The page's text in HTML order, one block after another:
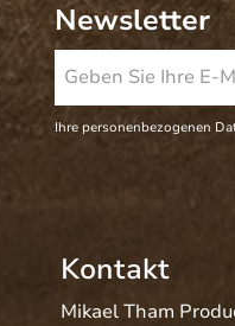
Newsletter
Ihre personenbezogenen
Kontakt
Mikael Tham